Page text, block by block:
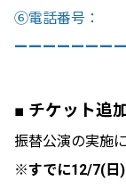
⑥電話番号：
ーーーーーーー
■ チケット追
振替公演の実施
※すでに12/7(日)